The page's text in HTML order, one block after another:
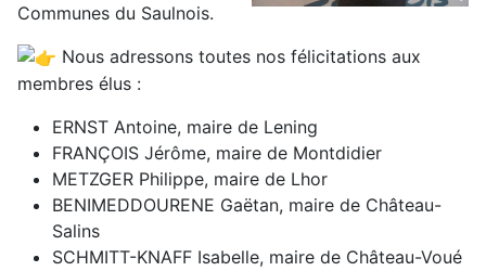
Communes du Saulnois.
Nous adressons toutes nos félicitations aux
membres élus :
ERNST Antoine, maire de Lening
FRANÇOIS Jérôme, maire de Montdidier
METZGER Philippe, maire de Lhor
BENIMEDDOURENE Gaëtan, maire de Château-
Salins
SCHMITT-KNAFF Isabelle, maire de Château-Voué